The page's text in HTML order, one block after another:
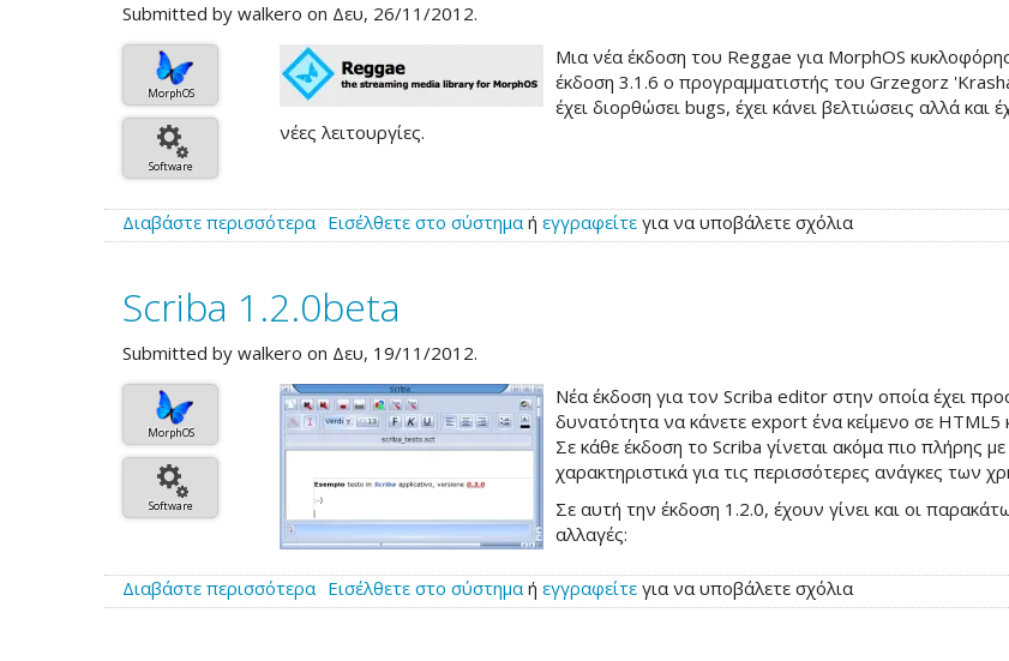
Submitted by walkero on Δευ, 26/11/2012.
MorphOS
Software
Μια νέα έκδοση του Reggae για MorphOS
έκδοση 3.1.6 ο προγραμματιστής του Grzegorz
έχει διορθώσει bugs, έχει κάνει βελτιώσεις αλλά και
νέες λειτουργίες.
Διαβάστε περισσότεραγια
το
3.1.6
Εισέλθετε στο σύστημαή εγγραφείτε για να υποβάλετε σχόλια
Scriba 1.2.0beta
Submitted by walkero on Δευ, 19/11/2012.
MorphOS
Software
Νέα έκδοση για τον Scriba editor στην οποία έχει
δυνατότητα να κάνετε export ένα κείμενο σε HTML5
Σε κάθε έκδοση το Scriba γίνεται ακόμα πιο πλήρης
χαρακτηριστικά για τις περισσότερες ανάγκες των
Σε αυτή την έκδοση 1.2.0, έχουν γίνει και οι
αλλαγές:
Διαβάστε περισσότερα για
το
Εισέλθετε στο σύστημα ή εγγραφείτε για να υποβάλετε σχόλια